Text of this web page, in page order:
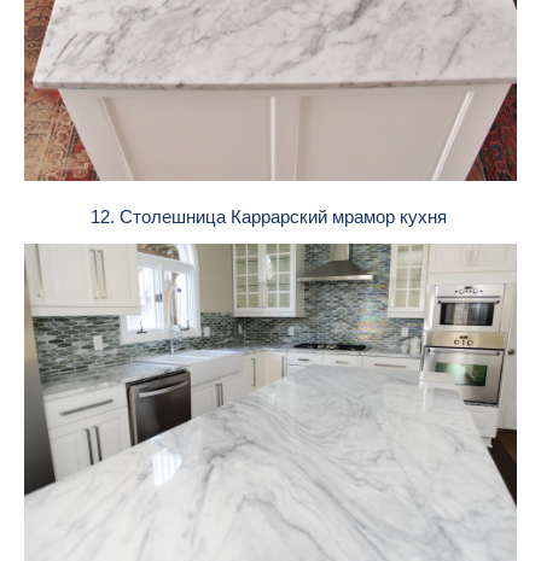
12. Столешница Каррарский мрамор кухня